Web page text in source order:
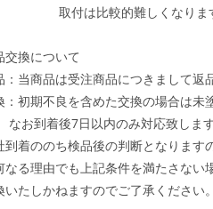
付は比較的難しくなります。プ
交換について
：当商品は受注商品につきまして返
：初期不良を含めた交換の場合は未
到着後7日以内のみ対応致します
到着ののち検品後の判断となります
なる理由でも上記条件を満たさない
いたしかねますのでご了承ください。